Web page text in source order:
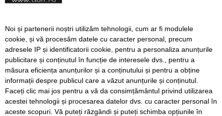
Timiș Online
ISSN 3008-2323
ISSN-L 3008-2323
Noi și partenerii noștri utilizăm tehnologii, cum ar fi modulele
cookie, și vă procesăm datele cu caracter personal, precum
adresele IP și identificatorii cookie, pentru a personaliza anunțurile
publicitare și conținutul în funcție de interesele dvs., pentru a
măsura eficiența anunțurilor și a conținutului și pentru a obține
informații despre publicul care a văzut anunțurile și conținutul.
Faceți clic mai jos pentru a vă da consimțământul privind utilizarea
acestei tehnologii și procesarea datelor dvs. cu caracter personal în
aceste scopuri. Vă puteți răzgândi și puteți schimba opțiunile în